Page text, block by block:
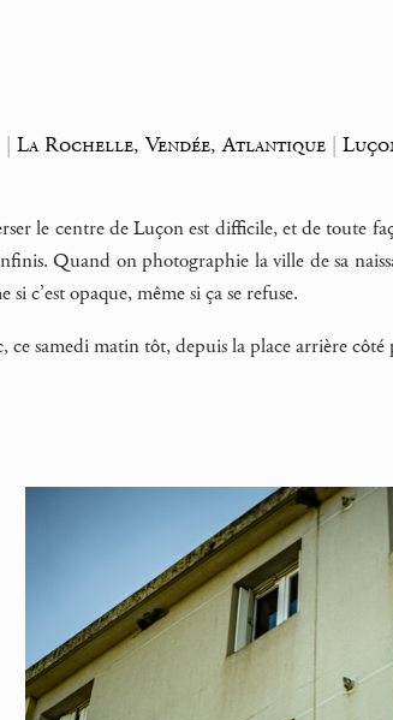
|La Rochelle, Vendée, Atlantique |
le centre de Luçon est difficile, et de toute
Quand on photographie la ville de sa
si c’est opaque, même si ça se refuse.
ce samedi matin tôt, depuis la place arrière côté